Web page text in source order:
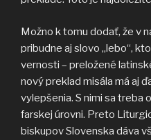
Možno k tomu dodať, že v
pribudne aj slovo „lebo“,
vernosti – preložené
nový preklad misála má aj
vylepšenia. S nimi sa treba
farskej úrovni. Preto
biskupov Slovenska dáva